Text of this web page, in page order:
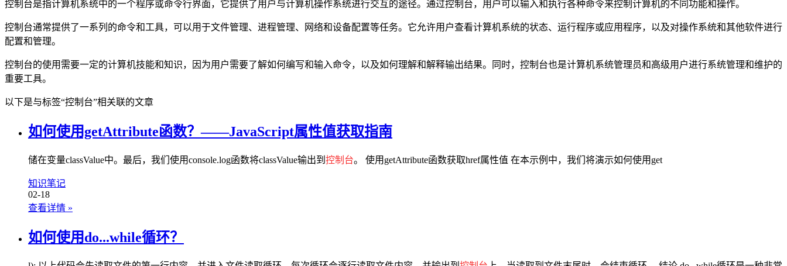
控制台是指计算机系统中的一个程序或命令行界面，它提供了用户与计算机操作系统进行交互的途径。通过控制台，用户可以输入和执行各种命令来控制计算机的不同功能和操作。
控制台通常提供了一系列的命令和工具，可以用于文件管理、进程管理、网络和设备配置等任务。它允许用户查看计算机系统的状态、运行程序或应用程序，以及对操作系统和其他软件进行
配置和管理。
控制台的使用需要一定的计算机技能和知识，因为用户需要了解如何编写和输入命令，以及如何理解和解释输出结果。同时，控制台也是计算机系统管理员和高级用户进行系统管理和维护的
重要工具。
以下是与标签“控制台”相关联的文章
如何使用getAttribute函数？——JavaScript属性值获取指南
储在变量classValue中。最后，我们使用console.log函数将classValue输出到 控制台。 使用getAttribute函数获取href属性值 在本示例中，我们将演示如何使用get
知识笔记
02-18
查看详情 »
如何使用do...while循环？